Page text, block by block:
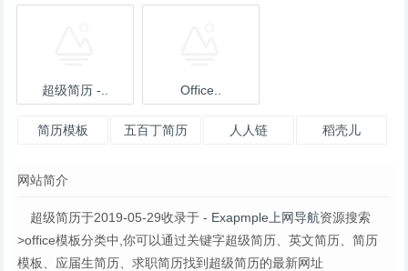
超级简历 -.. Office..
简历模板 五百丁简历 人人链 稻壳儿
网站简介
超级简历于2019-05-29收录于 - Exapmple上网导航资源搜索
>office模板分类中,你可以通过关键字超级简历、英文简历、简历
模板、应届生简历、求职简历找到超级简历的最新网址